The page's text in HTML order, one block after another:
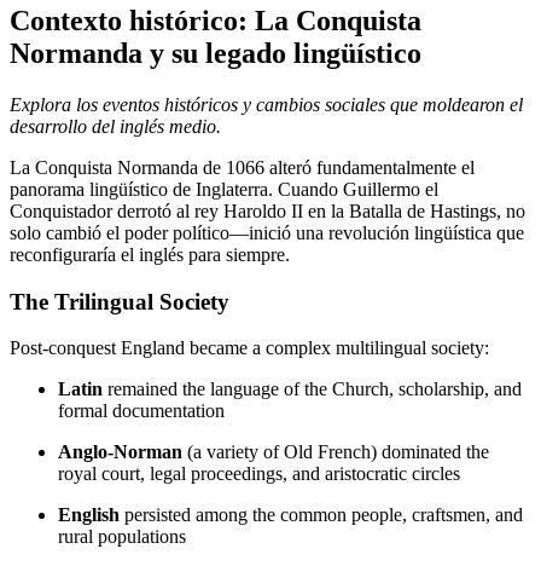
Contexto histórico: La Conquista
Normanda y su legado lingüístico
Explora los eventos históricos y cambios sociales que moldearon el
desarrollo del inglés medio.
La Conquista Normanda de 1066 alteró fundamentalmente el
panorama lingüístico de Inglaterra. Cuando Guillermo el
Conquistador derrotó al rey Haroldo II en la Batalla de Hastings, no
solo cambió el poder político—inició una revolución lingüística que
reconfiguraría el inglés para siempre.
The Trilingual Society
Post-conquest England became a complex multilingual society:
Latin remained the language of the Church, scholarship, and
formal documentation
Anglo-Norman (a variety of Old French) dominated the
royal court, legal proceedings, and aristocratic circles
English persisted among the common people, craftsmen, and
rural populations